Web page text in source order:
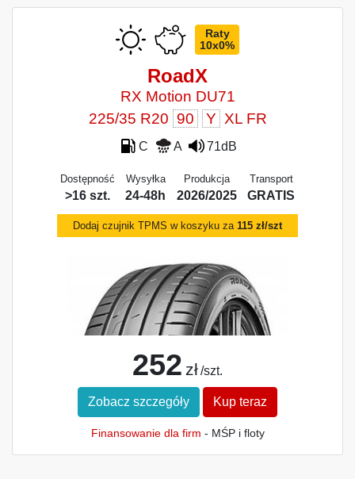
Raty
10x0%
RoadX
RX Motion DU71
225/35 R20 90 Y XL FR
C A 71dB
Dostępność
>16 szt.
Wysyłka
24-48h
Produkcja
2026/2025
Transport
GRATIS
Dodaj czujnik TPMS w koszyku za 115 zł/szt
252 zł /szt.
Zobacz szczegóły Kup teraz
Finansowanie dla firm - MŚP i floty